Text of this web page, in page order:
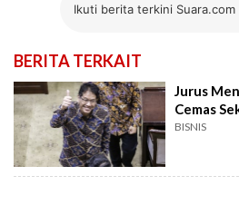
Ikuti berita terkini Suara.com
BERITA TERKAIT
Jurus
Cemas
BISNIS